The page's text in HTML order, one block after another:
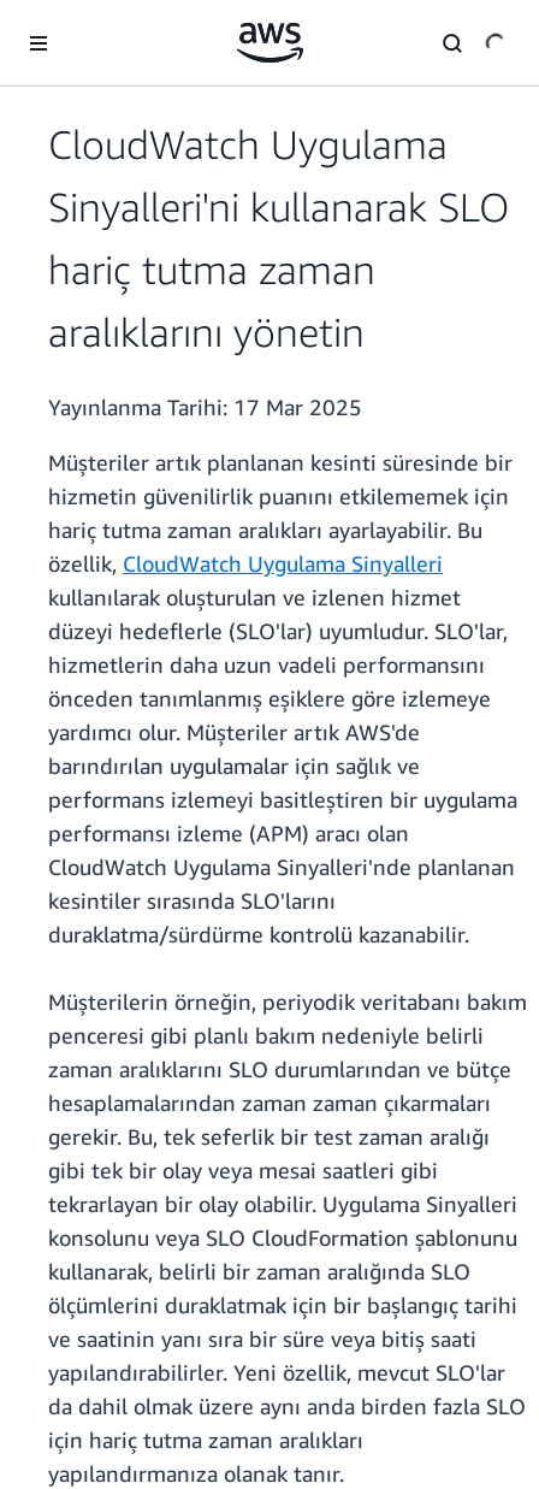
CloudWatch Uygulama
Sinyalleri'ni kullanarak SLO
hariç tutma zaman
aralıklarını yönetin
Yayınlanma Tarihi: 17 Mar 2025
Müşteriler artık planlanan kesinti süresinde bir
hizmetin güvenilirlik puanını etkilememek için
hariç tutma zaman aralıkları ayarlayabilir. Bu
özellik, CloudWatch Uygulama Sinyalleri
kullanılarak oluşturulan ve izlenen hizmet
düzeyi hedeflerle (SLO'lar) uyumludur. SLO'lar,
hizmetlerin daha uzun vadeli performansını
önceden tanımlanmış eşiklere göre izlemeye
yardımcı olur. Müşteriler artık AWS'de
barındırılan uygulamalar için sağlık ve
performans izlemeyi basitleştiren bir uygulama
performansı izleme (APM) aracı olan
CloudWatch Uygulama Sinyalleri'nde planlanan
kesintiler sırasında SLO'larını
duraklatma/sürdürme kontrolü kazanabilir.
Müşterilerin örneğin, periyodik veritabanı bakım
penceresi gibi planlı bakım nedeniyle belirli
zaman aralıklarını SLO durumlarından ve bütçe
hesaplamalarından zaman zaman çıkarmaları
gerekir. Bu, tek seferlik bir test zaman aralığı
gibi tek bir olay veya mesai saatleri gibi
tekrarlayan bir olay olabilir. Uygulama Sinyalleri
konsolunu veya SLO CloudFormation şablonunu
kullanarak, belirli bir zaman aralığında SLO
ölçümlerini duraklatmak için bir başlangıç tarihi
ve saatinin yanı sıra bir süre veya bitiş saati
yapılandırabilirler. Yeni özellik, mevcut SLO'lar
da dahil olmak üzere aynı anda birden fazla SLO
için hariç tutma zaman aralıkları
yapılandırmanıza olanak tanır.